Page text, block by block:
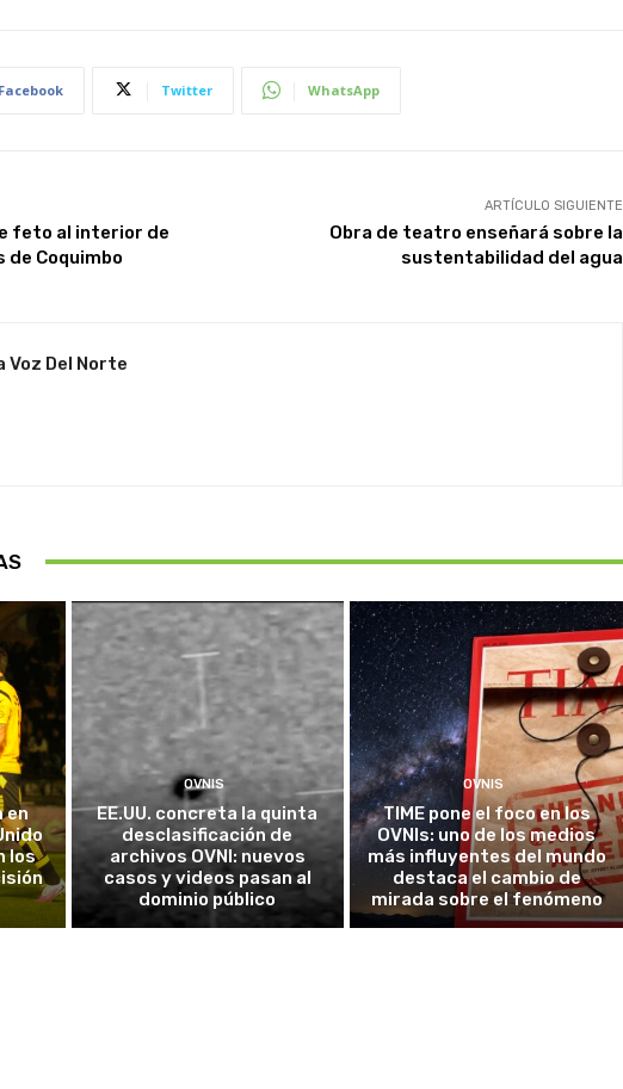
Facebook Twitter WhatsApp
feto al interior de
Coquimbo
ARTÍCULO SIGUIENTE
Obra de teatro enseñará sobre la
sustentabilidad del agua
Voz Del Norte
en
los
OVNIS
EE.UU. concreta la quinta
desclasificación de
archivos OVNI: nuevos
casos y videos pasan al
dominio público
OVNIS
TIME pone el foco en los
OVNIs: uno de los medios
más influyentes del mundo
destaca el cambio de
mirada sobre el fenómeno